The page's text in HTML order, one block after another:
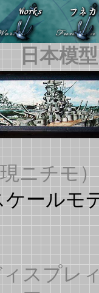
日本模
ニチモ）
ケールモ
ィスプレ